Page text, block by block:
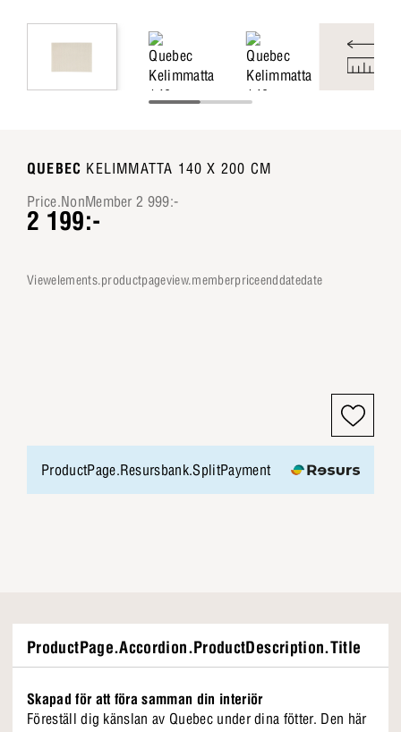
QUEBEC KELIMMATTA 140 X 200 CM
Price.NonMember 2 999:-
2 199:-
viewelements.productpageview.memberpriceenddatedate
ProductPage.Resursbank.SplitPayment
ProductPage.Accordion.ProductDescription.Title
Skapad för att föra samman din interiör
Föreställ dig känslan av Quebec under dina fötter. Den här